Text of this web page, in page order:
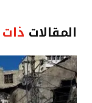
المقالات